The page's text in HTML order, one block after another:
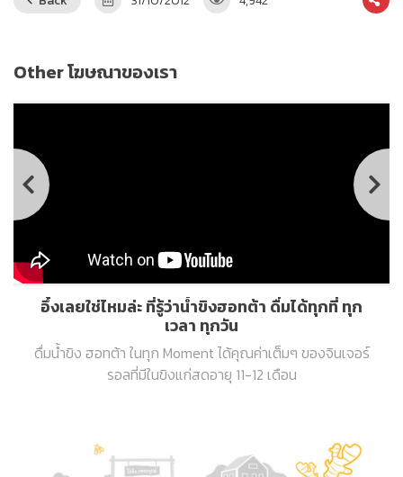
Other โฆษณาของเรา
อึ้งเลยใช่ไหมล่ะ ที่รู้ว่าน้ำขิงฮอทต้า ดื่มได้ทุกที่ ทุก
เวลา ทุกวัน
ดื่มน้ำขิง ฮอทต้า ในทุก Moment ได้คุณค่าเต็มๆ ของจินเจอร์
รอลที่มีในขิงแก่สดอายุ 11-12 เดือน